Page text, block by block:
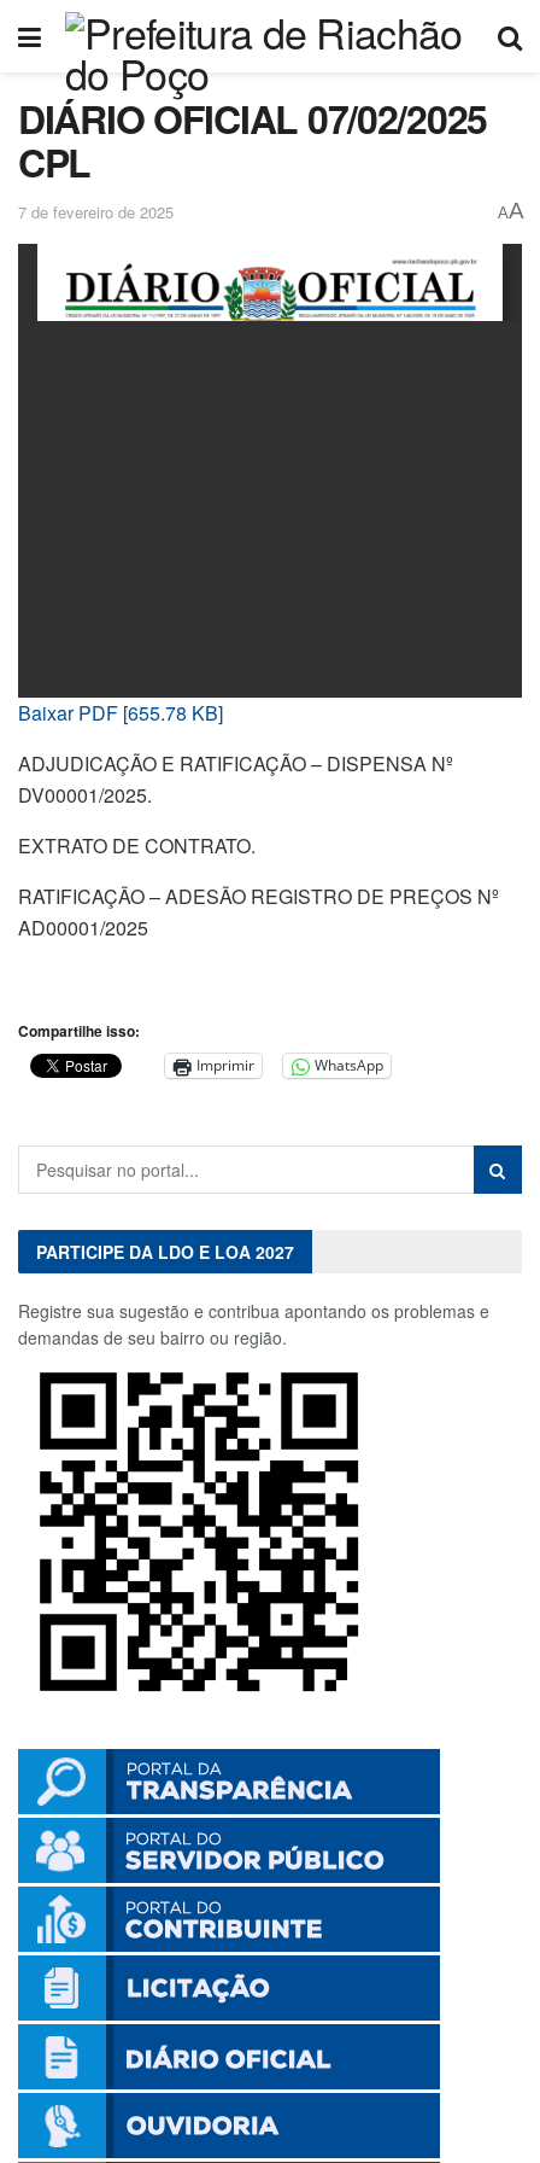
DIÁRIO OFICIAL 07/02/2025
CPL
7 de fevereiro de 2025 AA
Baixar PDF [655.78 KB]
ADJUDICAÇÃO E RATIFICAÇÃO – DISPENSA Nº
DV00001/2025.
EXTRATO DE CONTRATO.
RATIFICAÇÃO – ADESÃO REGISTRO DE PREÇOS Nº
AD00001/2025
Compartilhe isso:
Imprimir WhatsApp
PARTICIPE DA LDO E LOA 2027
Registre sua sugestão e contribua apontando os problemas e
demandas de seu bairro ou região.